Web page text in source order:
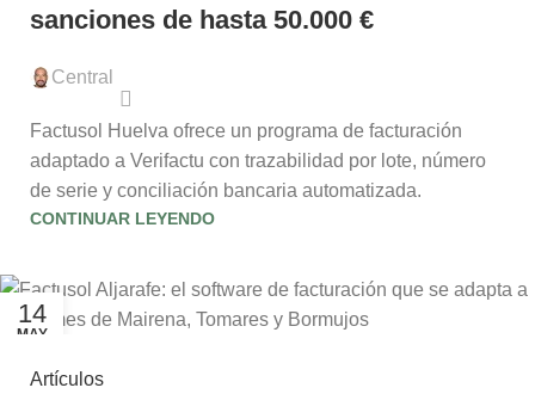
sanciones de hasta 50.000 €
Central
Factusol Huelva ofrece un programa de facturación
adaptado a Verifactu con trazabilidad por lote, número
de serie y conciliación bancaria automatizada.
CONTINUAR LEYENDO
14
MAY
Artículos